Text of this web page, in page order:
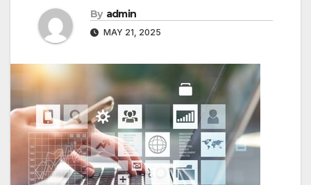
By admin
MAY 21, 2025